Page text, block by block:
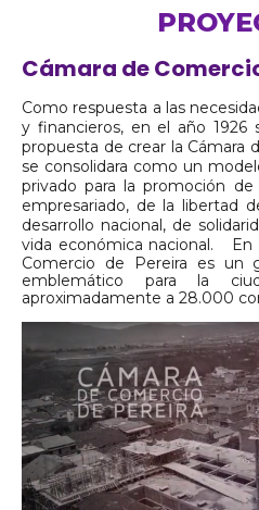
Cámara de
Como respuesta a las
y financieros, en el año 1926
propuesta de crear la Cámara
se consolidara como un
privado para la promoción
empresariado, de la libertad
desarrollo nacional, de
vida económica nacional.
En
Comercio de Pereira es un
emblemático para la
aproximadamente a 28.000